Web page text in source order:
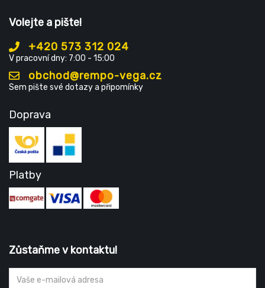
Volejte a pište!
+420 573 312 024
V pracovní dny: 7:00 - 15:00
obchod@rempo-vega.cz
Sem pište své dotazy a připomínky
Doprava
Platby
Zůstaňme v kontaktu!